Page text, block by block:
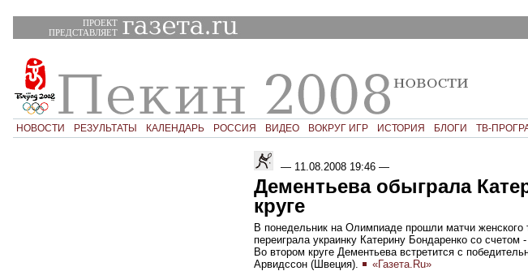
ПРОЕКТ
ПРЕДСТАВЛЯЕТ
НОВОСТИ РЕЗУЛЬТАТЫ КАЛЕНДАРЬ РОССИЯ ВИДЕО ВОКРУГ ИГР ИСТОРИЯ БЛОГИ ТВ-
— 11.08.2008 19:46 —
Дементьева обыграла
круге
В понедельник на Олимпиаде прошли матчи женского
переиграла украинку Катерину Бондаренко со счетом -
Во втором круге Дементьева встретится с
Арвидссон (Швеция).
«Газета.Ru»